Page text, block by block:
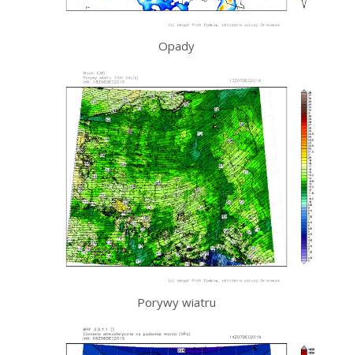
Opady
Porywy wiatru